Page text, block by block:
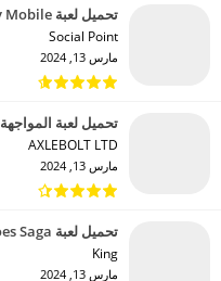
تحميل لعبة Dragon City Mobile مهكرة للاندرويد 2024
Social Point‏
مارس 13, 2024
تحميل لعبة المواجهة 2 مهكرة للاندرويد 2024
AXLEBOLT LTD‏
مارس 13, 2024
تحميل لعبة Farm Heroes Saga مهكرة للاندرويد 2024
King‏
مارس 13, 2024